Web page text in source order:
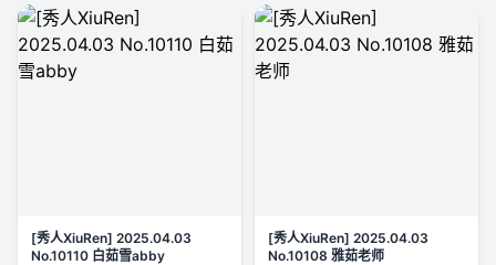
[秀人XiuRen] 2025.04.03
No.10110 白茹雪abby
[秀人XiuRen] 2025.04.03
No.10108 雅茹老师